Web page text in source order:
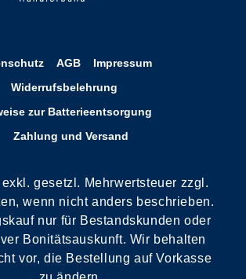
AGB
Impressum
Widerrufsbelehrung
zur Batterieentsorgung
Zahlung und Versand
gesetzl. Mehrwertsteuer zzgl.
wenn nicht anders beschrieben.
nur für Bestandskunden oder
Bonitätsauskunft. Wir behalten
vor, die Bestellung auf Vorkasse